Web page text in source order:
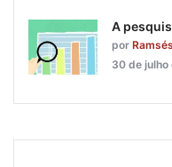
A
por
30 de julho